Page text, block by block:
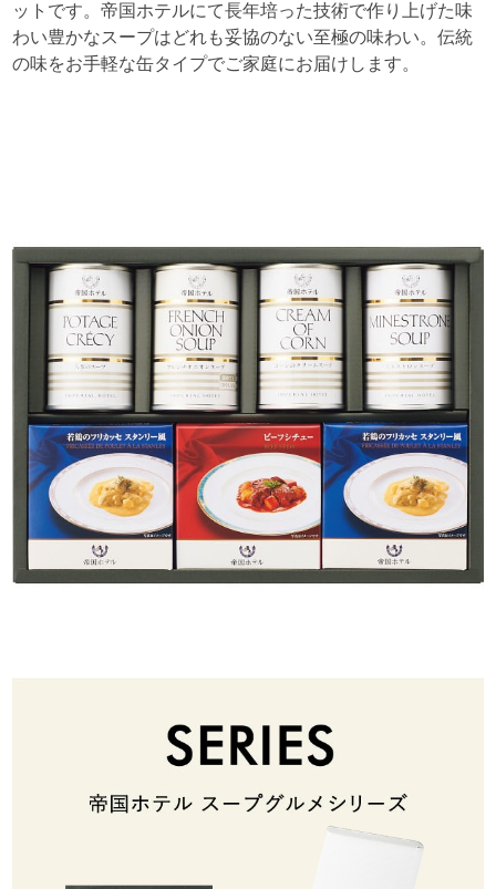
ットです。帝国ホテルにて長年培った技術で作り上げた味
わい豊かなスープはどれも妥協のない至極の味わい。伝統
の味をお手軽な缶タイプでご家庭にお届けします。